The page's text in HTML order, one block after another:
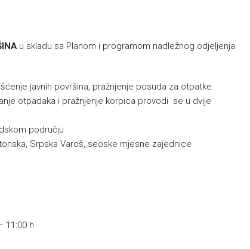
u skladu sa Planom i programom nadležnog odjeljenja
javnih površina, pražnjenje posuda za otpatke.
otpadaka i pražnjenje korpica provodi se u dvije
području
Srpska Varoš, seoske mjesne zajednice
11:00 h